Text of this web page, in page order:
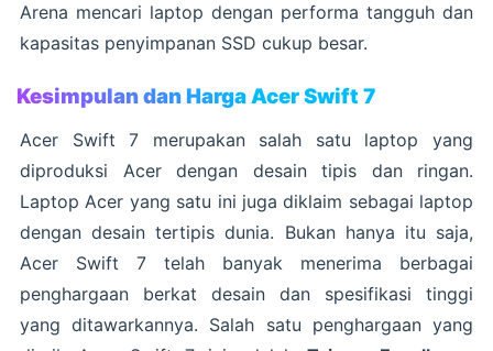
Arena mencari laptop dengan performa tangguh dan
kapasitas penyimpanan SSD cukup besar.
Kesimpulan dan Harga Acer Swift 7
Acer Swift 7 merupakan salah satu laptop yang
diproduksi Acer dengan desain tipis dan ringan.
Laptop Acer yang satu ini juga diklaim sebagai laptop
dengan desain tertipis dunia. Bukan hanya itu saja,
Acer Swift 7 telah banyak menerima berbagai
penghargaan berkat desain dan spesifikasi tinggi
yang ditawarkannya. Salah satu penghargaan yang